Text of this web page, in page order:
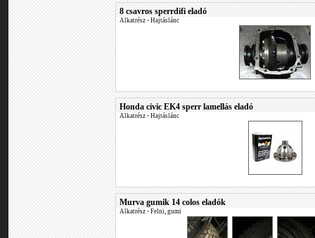
8 csavros sperrdifi eladó
Alkatrész • Hajtáslánc
Honda civic EK4 sperr lamellás eladó
Alkatrész • Hajtáslánc
Murva gumik 14 colos eladók
Alkatrész • Felni, gumi